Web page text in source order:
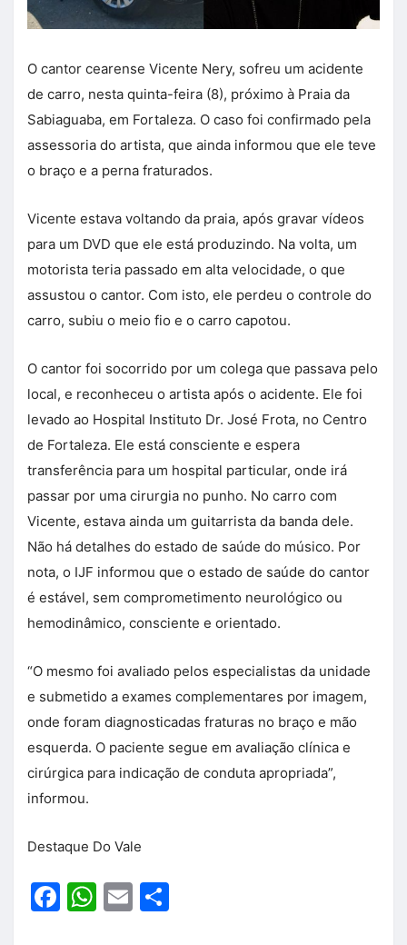
O cantor cearense Vicente Nery, sofreu um acidente
de carro, nesta quinta-feira (8), próximo à Praia da
Sabiaguaba, em Fortaleza. O caso foi confirmado pela
assessoria do artista, que ainda informou que ele teve
o braço e a perna fraturados.
Vicente estava voltando da praia, após gravar vídeos
para um DVD que ele está produzindo. Na volta, um
motorista teria passado em alta velocidade, o que
assustou o cantor. Com isto, ele perdeu o controle do
carro, subiu o meio fio e o carro capotou.
O cantor foi socorrido por um colega que passava pelo
local, e reconheceu o artista após o acidente. Ele foi
levado ao Hospital Instituto Dr. José Frota, no Centro
de Fortaleza. Ele está consciente e espera
transferência para um hospital particular, onde irá
passar por uma cirurgia no punho. No carro com
Vicente, estava ainda um guitarrista da banda dele.
Não há detalhes do estado de saúde do músico. Por
nota, o IJF informou que o estado de saúde do cantor
é estável, sem comprometimento neurológico ou
hemodinâmico, consciente e orientado.
“O mesmo foi avaliado pelos especialistas da unidade
e submetido a exames complementares por imagem,
onde foram diagnosticadas fraturas no braço e mão
esquerda. O paciente segue em avaliação clínica e
cirúrgica para indicação de conduta apropriada”,
informou.
Destaque Do Vale
Facebook
WhatsApp
Email